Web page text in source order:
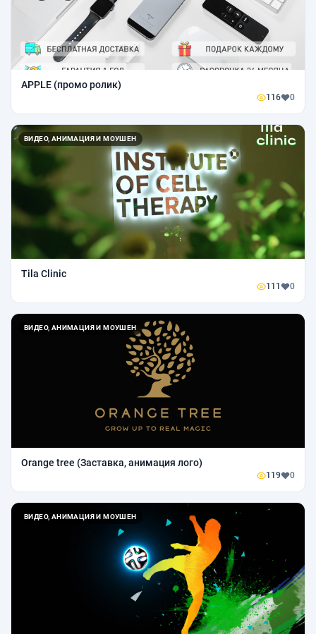
APPLE (промо ролик)
116 0
ВИДЕО, АНИМАЦИЯ И МОУШЕН
Tila Clinic
111 0
ВИДЕО, АНИМАЦИЯ И МОУШЕН
Orange tree (Заставка, анимация лого)
119 0
ВИДЕО, АНИМАЦИЯ И МОУШЕН